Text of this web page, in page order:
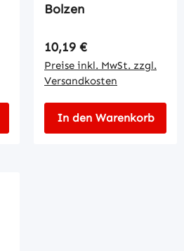
Bolzen
Regulärer Preis:
10,19 €
Preise inkl. MwSt. zzgl.
Versandkosten
In den Warenkorb